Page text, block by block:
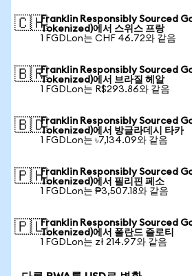
🇨🇭Franklin Responsibly Sourced
Tokenized)에서 스위스 프랑
1 FGDLon는 CHF 46.72와 같음
🇧🇷Franklin Responsibly Sourced
Tokenized)에서 브라질 헤알
1 FGDLon는 R$293.86와 같음
🇧🇩Franklin Responsibly Sourced
Tokenized)에서 방글라데시 타카
1 FGDLon는 ৳7,134.09와 같음
🇵🇭Franklin Responsibly Sourced
Tokenized)에서 필리핀 페소
1 FGDLon는 ₱3,507.18와 같음
🇵🇱Franklin Responsibly Sourced
Tokenized)에서 폴란드 즐로티
1 FGDLon는 zł 214.97와 같음